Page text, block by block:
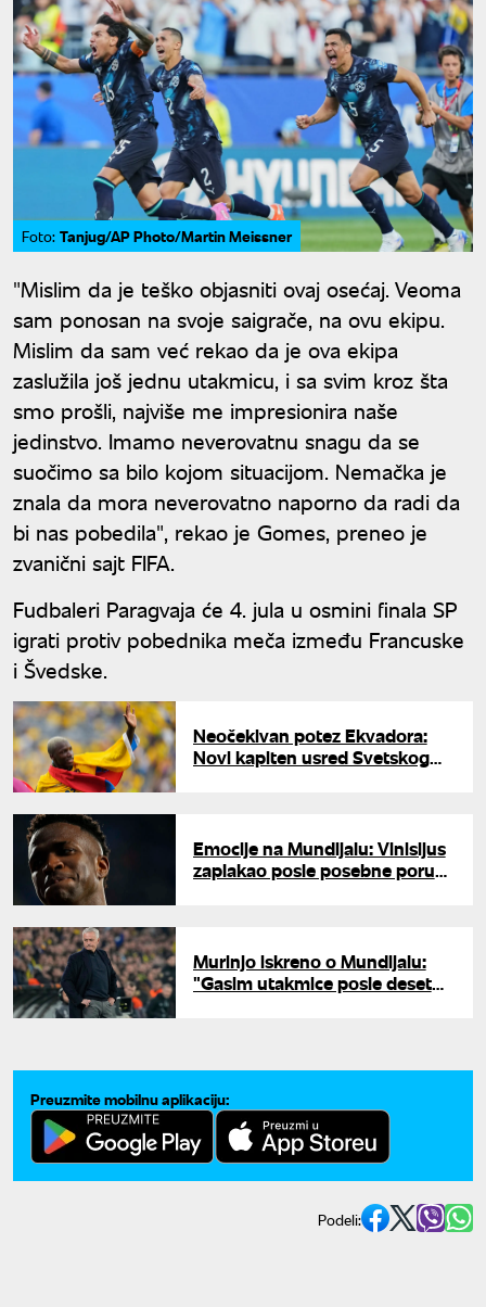
Foto: Tanjug/AP Photo/Martin Meissner
"Mislim da je teško objasniti ovaj osećaj. Veoma
sam ponosan na svoje saigrače, na ovu ekipu.
Mislim da sam već rekao da je ova ekipa
zaslužila još jednu utakmicu, i sa svim kroz šta
smo prošli, najviše me impresionira naše
jedinstvo. Imamo neverovatnu snagu da se
suočimo sa bilo kojom situacijom. Nemačka je
znala da mora neverovatno naporno da radi da
bi nas pobedila", rekao je Gomes, preneo je
zvanični sajt FIFA.
Fudbaleri Paragvaja će 4. jula u osmini finala SP
igrati protiv pobednika meča između Francuske
i Švedske.
Neočekivan potez Ekvadora:
Novi kapiten usred Svetskog
Emocije na Mundijalu: Vinisijus
zaplakao posle posebne poruke
Murinjo iskreno o Mundijalu:
"Gasim utakmice posle deset
Preuzmite mobilnu aplikaciju:
Podeli: